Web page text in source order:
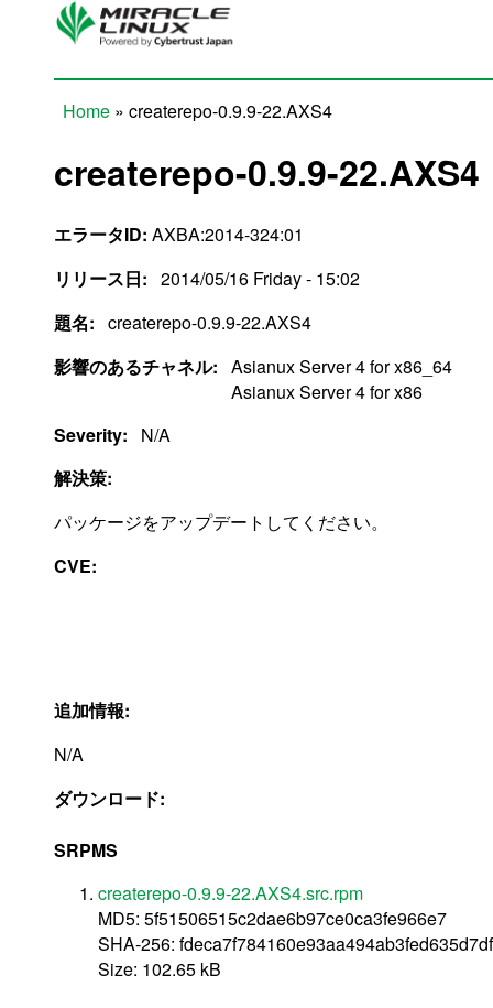
Skip to main content
Home » createrepo-0.9.9-22.AXS4
createrepo-0.9.9-22.AXS4
エラータID: AXBA:2014-324:01
リリース日: 2014/05/16 Friday - 15:02
題名: createrepo-0.9.9-22.AXS4
影響のあるチャネル: Asianux Server 4 for x86_64
Asianux Server 4 for x86
Severity:
N/A
解決策:
パッケージをアップデートしてください。
CVE:
追加情報:
N/A
ダウンロード:
SRPMS
createrepo-0.9.9-22.AXS4.src.rpm
MD5: 5f51506515c2dae6b97ce0ca3fe966e7
SHA-256:
Size: 102.65 kB